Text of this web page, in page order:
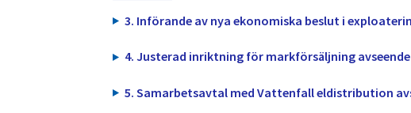
3. Införande av nya ekonomiska beslut i
4. Justerad inriktning för markförsäljning
5. Samarbetsavtal med Vattenfall eldistribution